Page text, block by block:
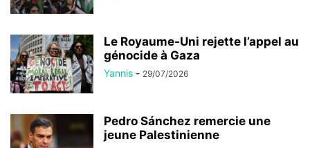
Le Royaume-Uni rejette l’appel au
génocide à Gaza
Yannis - 29/07/2026
Pedro Sánchez remercie une
jeune Palestinienne